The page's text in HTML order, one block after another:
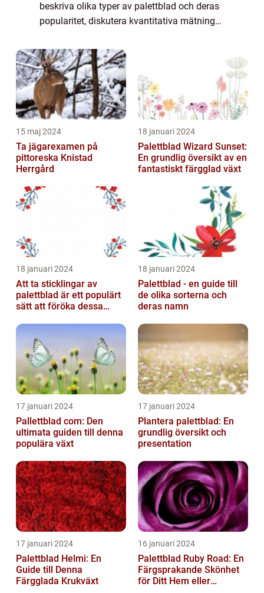
beskriva olika typer av palettblad och deras
popularitet, diskutera kvantitativa mätningar
utforska hur olika typer av palet...
15 maj 2024
Ta jägarexamen på
pittoreska Knistad
Herrgård
18 januari 2024
Palettblad Wizard Sunset:
En grundlig översikt av en
fantastiskt färgglad växt
18 januari 2024
Att ta sticklingar av
palettblad är ett populärt
sätt att föröka dessa
relativt...
18 januari 2024
Palettblad - en guide till
de olika sorterna och
deras namn
17 januari 2024
Pallettblad com: Den
ultimata guiden till denna
populära växt
17 januari 2024
Plantera palettblad: En
grundlig översikt och
presentation
17 januari 2024
Palettblad Helmi: En
Guide till Denna
Färgglada Krukväxt
16 januari 2024
Palettblad Ruby Road: En
Färgsprakande Skönhet
för Ditt Hem eller